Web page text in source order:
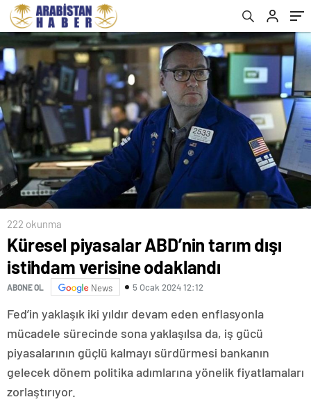
222 okunma
Küresel piyasalar ABD’nin tarım dışı
istihdam verisine odaklandı
ABONE OL News 5 Ocak 2024 12:12
Fed’in yaklaşık iki yıldır devam eden enflasyonla
mücadele sürecinde sona yaklaşılsa da, iş gücü
piyasalarının güçlü kalmayı sürdürmesi bankanın
gelecek dönem politika adımlarına yönelik fiyatlamaları
zorlaştırıyor.